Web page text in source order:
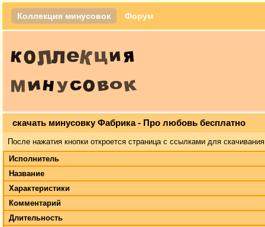
Коллекция минусовок Форум
скачать минусовку Фабрика - Про любовь бесплатно
После нажатия кнопки откроется страница с ссылками для
Исполнитель
Название
Характеристики
Комментарий
Длительность